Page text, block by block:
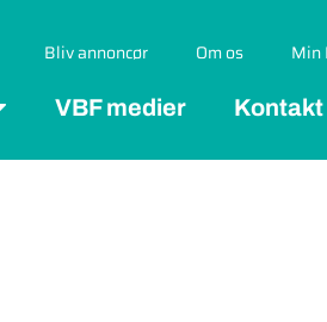
Bliv annoncør Om os Min
VBF medier Kontakt